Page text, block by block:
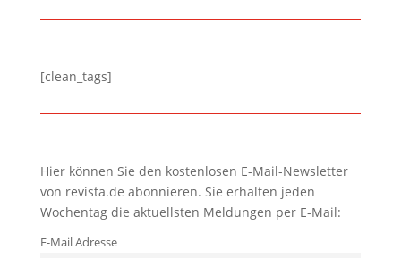
[clean_tags]
Hier können Sie den kostenlosen E-Mail-Newsletter
von revista.de abonnieren. Sie erhalten jeden
Wochentag die aktuellsten Meldungen per E-Mail:
E-Mail Adresse